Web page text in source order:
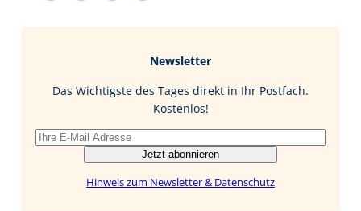
I
Newsletter
Das Wichtigste des Tages direkt in Ihr Postfach.
Kostenlos!
Jetzt abonnieren
Hinweis zum Newsletter & Datenschutz